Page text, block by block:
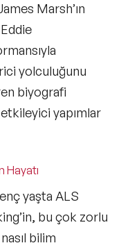
Marsh’ın
Eddie
yolculuğunu
biyografi
yapımlar
Hayatı
yaşta ALS
, bu çok zorlu
bilim